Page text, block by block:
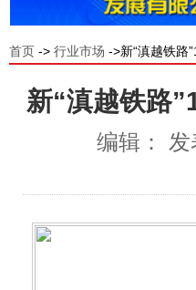
首页 -> 行业市场 ->新“滇越铁路
新“滇越铁路
编辑： 发